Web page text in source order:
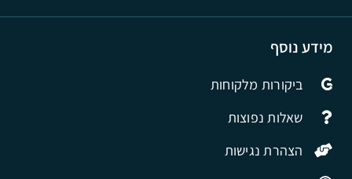
מידע נוסף
ביקורות מלקוחות
שאלות נפוצות
הצהרת נגישות